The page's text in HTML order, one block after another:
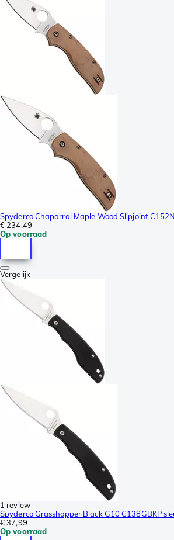
Spyderco Chaparral Maple Wood Slipjoint
€ 234,49
Op voorraad
Vergelijk
1 review
Spyderco Grasshopper Black G10 C138GBKP
€ 37,99
Op voorraad